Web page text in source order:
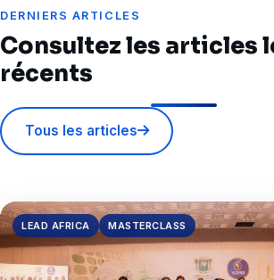
DERNIERS ARTICLES
Consultez les articles
récents
Tous les articles
LEAD AFRICA MASTERCLASS